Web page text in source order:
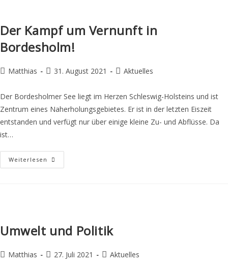
Der Kampf um Vernunft in
Bordesholm!
Matthias 31. August 2021 Aktuelles
Der Bordesholmer See liegt im Herzen Schleswig-Holsteins und ist
Zentrum eines Naherholungsgebietes. Er ist in der letzten Eiszeit
entstanden und verfügt nur über einige kleine Zu- und Abflüsse. Da
ist…
Weiterlesen
Umwelt und Politik
Matthias 27. Juli 2021 Aktuelles